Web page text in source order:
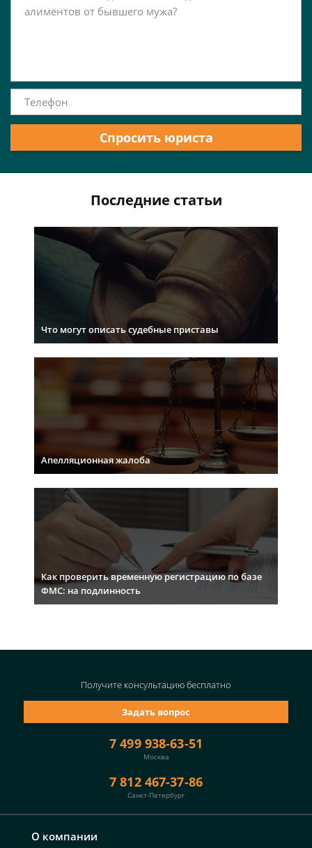
Спросить юриста
Последние статьи
Что могут описать судебные приставы
Апелляционная жалоба
Как проверить временную регистрацию по базе
ФМС: на подлинность
О компании
7 499 938-63-51
Москва
7 812 467-37-86
Санкт-Петербург
Задать вопрос
Получите консультациюбесплатно